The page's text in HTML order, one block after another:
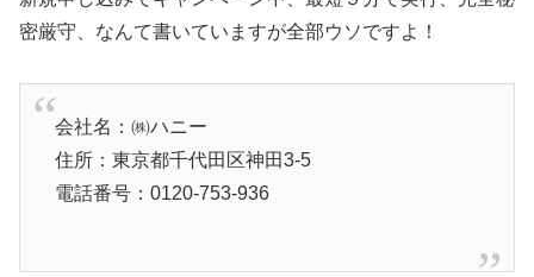
密厳守、なんて書いていますが全部ウソですよ！
会社名：㈱ハニー
住所：東京都千代田区神田3-5
電話番号：0120-753-936